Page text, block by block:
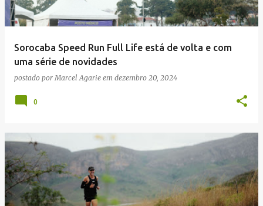
Sorocaba Speed Run Full Life está de volta e com
uma série de novidades
postado porMarcel Agarie em dezembro 20, 2024
0